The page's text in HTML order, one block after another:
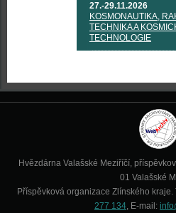
27.-29.11.2026
KOSMONAUTIKA,
TECHNIKA A
TECHNOLOGIE
Hvězdárna Valašské Meziříčí,
01 Valašské
Příspěvková organizace Zlínského kraje.
277 134, E-mail: